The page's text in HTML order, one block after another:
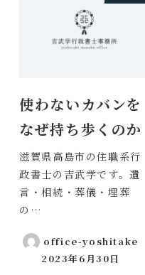
使わないカバンを
なぜ持ち歩くのか
滋賀県高島市の住職系行
政書士の吉武学です。遺
言・相続・葬儀・埋葬
の…
office-yoshitake
投稿日
2023年6月30日